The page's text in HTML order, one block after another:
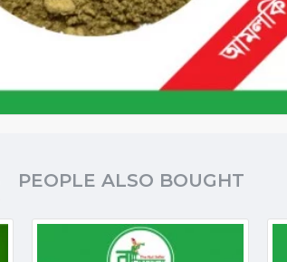
PEOPLE ALSO BOUGHT